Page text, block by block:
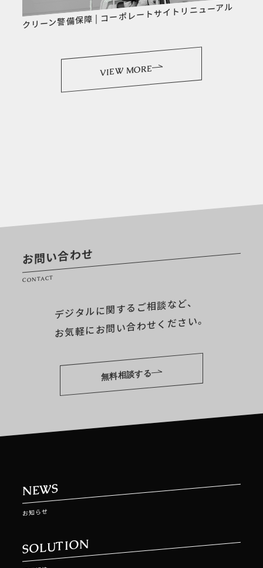
クリーン警備保障 | コーポレートサイトリニューアル
VIEW MORE
お問い合わせ
CONTACT
デジタルに関するご相談など、
お気軽にお問い合わせください。
無料相談する
NEWS
お知らせ
SOLUTION